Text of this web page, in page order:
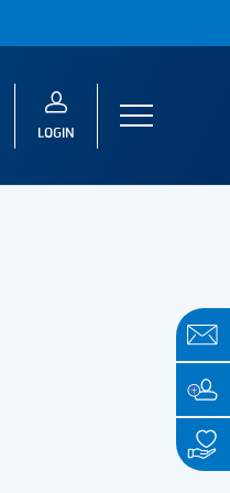
LOGIN
Menu